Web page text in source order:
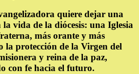
quiere dejar una
vida de la diócesis: una Iglesia
más orante y más
la protección de la Virgen del
y reina de la paz,
con fe hacia el futuro.